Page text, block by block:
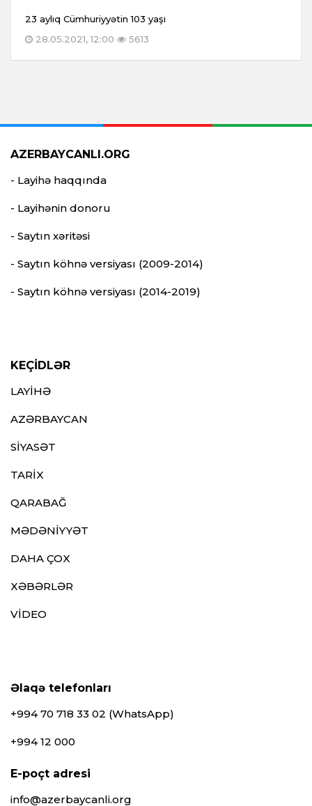
23 aylıq Cümhuriyyətin 103 yaşı
28.05.2021, 12:00
5613
AZERBAYCANLI.ORG
- Layihə haqqında
- Layihənin donoru
- Saytın xəritəsi
- Saytın köhnə versiyası (2009-2014)
- Saytın köhnə versiyası (2014-2019)
KEÇİDLƏR
LAYİHƏ
AZƏRBAYCAN
SİYASƏT
TARİX
QARABAĞ
MƏDƏNİYYƏT
DAHA ÇOX
XƏBƏRLƏR
VİDEO
Əlaqə telefonları
+994 70 718 33 02 (WhatsApp)
+994 12 000
E-poçt adresi
info@azerbaycanli.org